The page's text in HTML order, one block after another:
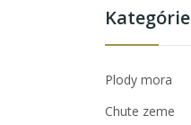
Kategórie
Plody mora
Chute zeme